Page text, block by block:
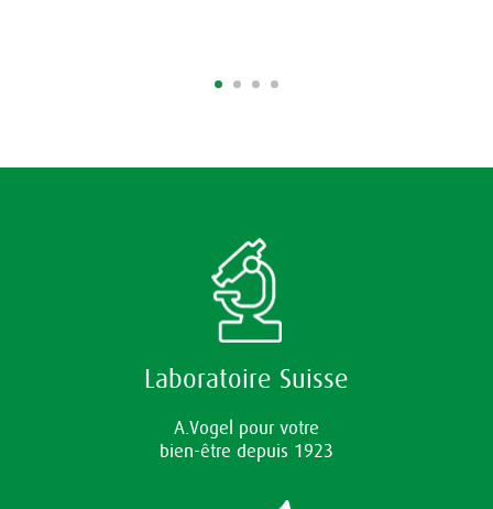
Laboratoire Suisse
A.Vogel pour votre
bien-être depuis 1923